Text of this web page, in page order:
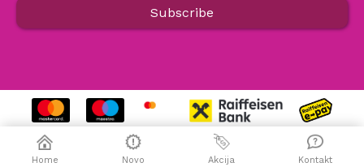
Home Novo Akcija Kontakt